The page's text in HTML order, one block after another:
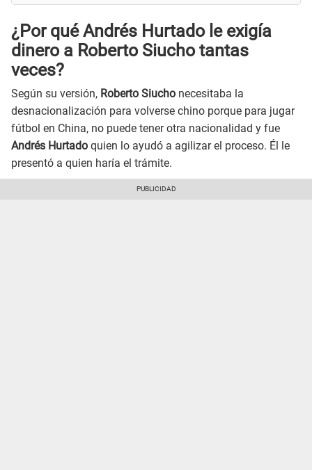
¿Por qué Andrés Hurtado le exigía
dinero a Roberto Siucho tantas
veces?
Según su versión, Roberto Siucho necesitaba la
desnacionalización para volverse chino porque para jugar
fútbol en China, no puede tener otra nacionalidad y fue
Andrés Hurtado quien lo ayudó a agilizar el proceso. Él le
presentó a quien haría el trámite.